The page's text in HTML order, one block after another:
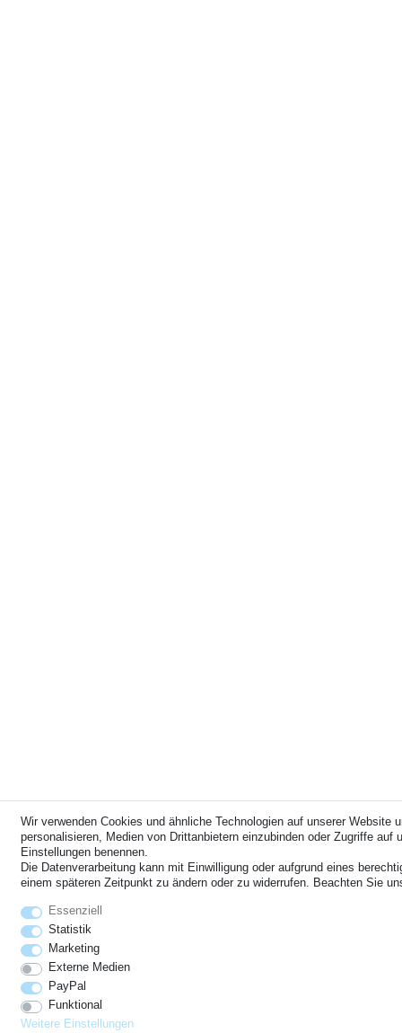
Wir verwenden Cookies und ähnliche Technologien auf unserer
personalisieren, Medien von Drittanbietern einzubinden oder Zugriffe
Einstellungen benennen.
Die Datenverarbeitung kann mit Einwilligung oder aufgrund eines
einem späteren Zeitpunkt zu ändern oder zu widerrufen. Beachten Sie
Essenziell
Statistik
Marketing
Externe Medien
PayPal
Funktional
Weitere Einstellungen